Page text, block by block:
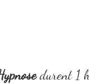
durent 1